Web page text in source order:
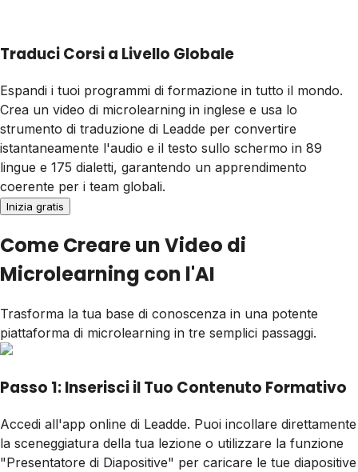
Traduci Corsi a Livello Globale
Espandi i tuoi programmi di formazione in tutto il mondo.
Crea un video di microlearning in inglese e usa lo
strumento di traduzione di Leadde per convertire
istantaneamente l'audio e il testo sullo schermo in 89
lingue e 175 dialetti, garantendo un apprendimento
coerente per i team globali.
Inizia gratis
Come Creare un Video di
Microlearning con l'AI
Trasforma la tua base di conoscenza in una potente
piattaforma di microlearning in tre semplici passaggi.
Passo 1: Inserisci il Tuo Contenuto Formativo
Accedi all'app online di Leadde. Puoi incollare direttamente
la sceneggiatura della tua lezione o utilizzare la funzione
"Presentatore di Diapositive" per caricare le tue diapositive